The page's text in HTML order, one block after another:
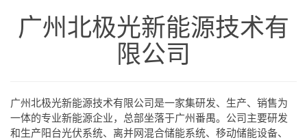
广州北极光新能源技术有
限公司
广州北极光新能源技术有限公司是一家集研发、生产、销售为
一体的专业新能源企业，总部坐落于广州番禺。公司主要研发
和生产阳台光伏系统、离并网混合储能系统、 移动储能设备、